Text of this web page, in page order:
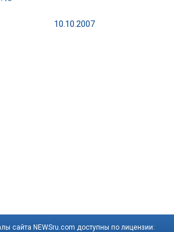
10.10.2007
сайта NEWSru.com доступны по лицензии: